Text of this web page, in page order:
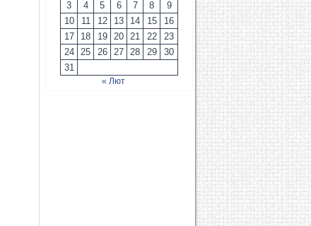
3
4 5 6 7 8
9
10
11 12 13 14 15
16
17
18 19 20 21 22
23
24
25 26 27 28 29
30
31
« Лют